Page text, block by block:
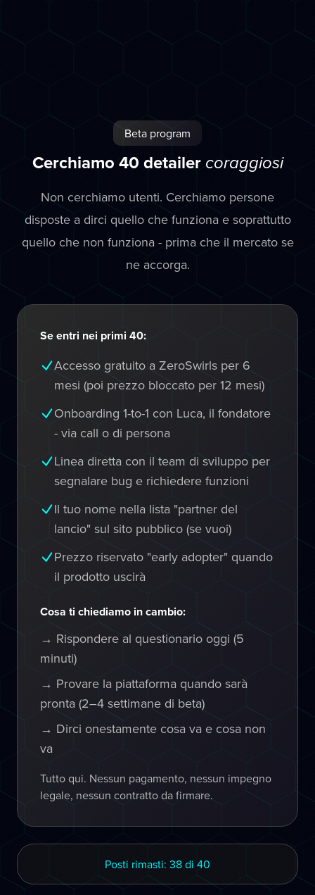
Beta program
Cerchiamo 40 detailer coraggiosi
Non cerchiamo utenti. Cerchiamo persone
disposte a dirci quello che funziona e soprattutto
quello che non funziona - prima che il mercato se
ne accorga.
Se entri nei primi 40:
Accesso gratuito a ZeroSwirls per 6
mesi (poi prezzo bloccato per 12 mesi)
Onboarding 1-to-1 con Luca, il fondatore
- via call o di persona
Linea diretta con il team di sviluppo per
segnalare bug e richiedere funzioni
Il tuo nome nella lista "partner del
lancio" sul sito pubblico (se vuoi)
Prezzo riservato "early adopter" quando
il prodotto uscirà
Cosa ti chiediamo in cambio:
→ Rispondere al questionario oggi (5
minuti)
→ Provare la piattaforma quando sarà
pronta (2–4 settimane di beta)
→ Dirci onestamente cosa va e cosa non
va
Tutto qui. Nessun pagamento, nessun impegno
legale, nessun contratto da firmare.
Posti rimasti: 38 di 40